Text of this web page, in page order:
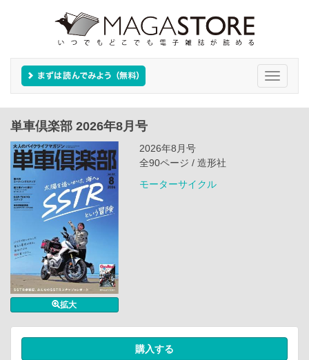
Toggle
単車倶楽部 2026年8月号
拡大
2026年8月号
全90ページ / 造形社
モーターサイクル
購入する